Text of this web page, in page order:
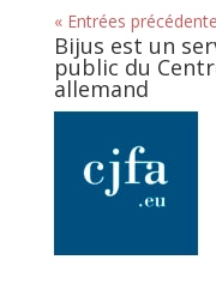
« Entrées
Bijus est un
public du
allemand